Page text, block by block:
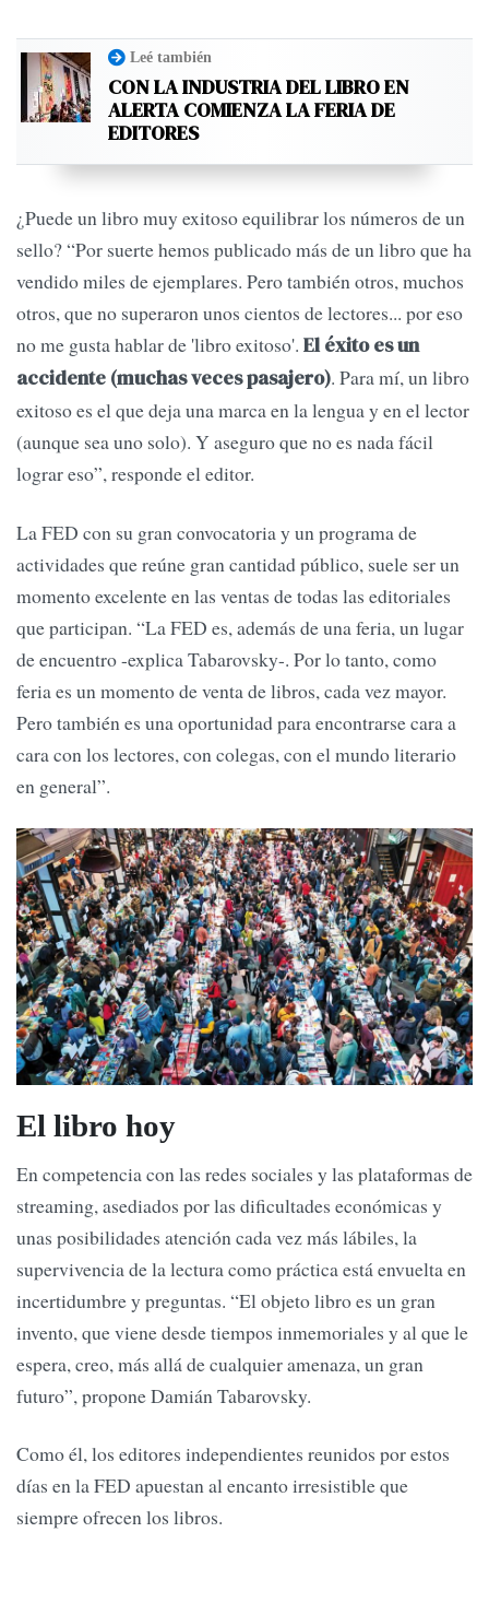
Leé también
CON LA INDUSTRIA DEL LIBRO EN
ALERTA COMIENZA LA FERIA DE
EDITORES
¿Puede un libro muy exitoso equilibrar los números de un
sello? “Por suerte hemos publicado más de un libro que ha
vendido miles de ejemplares. Pero también otros, muchos
otros, que no superaron unos cientos de lectores... por eso
no me gusta hablar de 'libro exitoso'. El éxito es un
accidente (muchas veces pasajero). Para mí, un libro
exitoso es el que deja una marca en la lengua y en el lector
(aunque sea uno solo). Y aseguro que no es nada fácil
lograr eso”, responde el editor.
La FED con su gran convocatoria y un programa de
actividades que reúne gran cantidad público, suele ser un
momento excelente en las ventas de todas las editoriales
que participan. “La FED es, además de una feria, un lugar
de encuentro -explica Tabarovsky-. Por lo tanto, como
feria es un momento de venta de libros, cada vez mayor.
Pero también es una oportunidad para encontrarse cara a
cara con los lectores, con colegas, con el mundo literario
en general”.
El libro hoy
En competencia con las redes sociales y las plataformas de
streaming, asediados por las dificultades económicas y
unas posibilidades atención cada vez más lábiles, la
supervivencia de la lectura como práctica está envuelta en
incertidumbre y preguntas. “El objeto libro es un gran
invento, que viene desde tiempos inmemoriales y al que le
espera, creo, más allá de cualquier amenaza, un gran
futuro”, propone Damián Tabarovsky.
Como él, los editores independientes reunidos por estos
días en la FED apuestan al encanto irresistible que
siempre ofrecen los libros.